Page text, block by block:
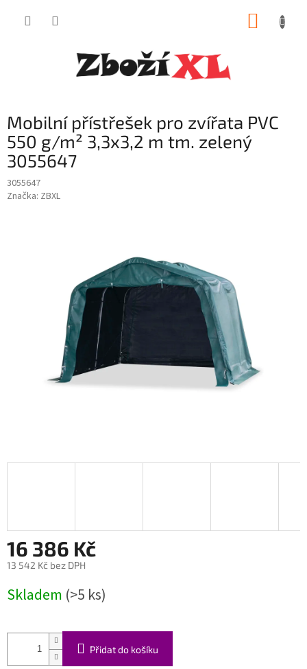
Mobilní přístřešek pro zvířata PVC
550 g/m² 3,3x3,2 m tm. zelený
3055647
3055647
Značka: ZBXL
16 386 Kč
13 542 Kč bez DPH
cena:
Skladem (>5 ks)
Přidat do košíku